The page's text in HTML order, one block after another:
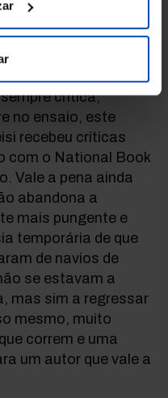
elevado nível,
a memória
mostrando-nos
uma
crítica,
no ensaio, este
recebeu críticas
com o National Book
Vale a pena ainda
abandona a
mais pungente e
temporária de que
de navios de
se estavam a
mas sim a regressar
mesmo, muito
correm e uma
um autor que vale a